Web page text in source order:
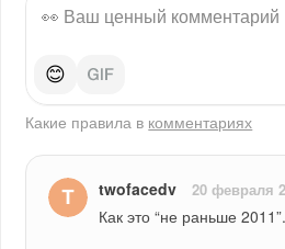
😊
Какие правила в комментариях
twofacedv 20 февраля
Как это “не раньше 2011”.